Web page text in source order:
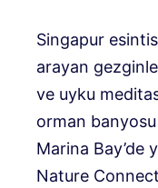
Singapur
arayan
ve uyku
orman banyosu
Marina Bay’de
Nature